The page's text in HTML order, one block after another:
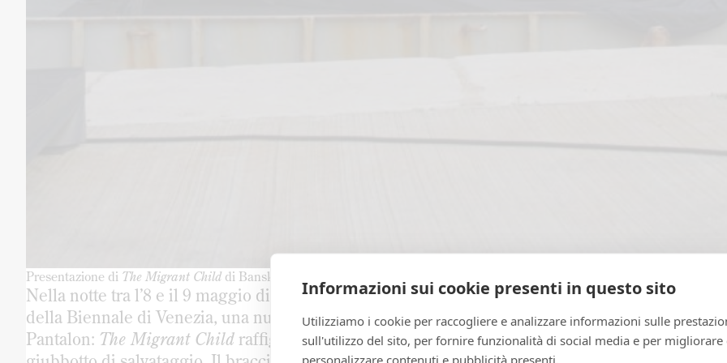
Presentazione di The Migrant Child di Bansky alla 61. Biennale di Venezia. Foto di Lorenzo Sorbini
Nella notte tra l’8 e il 9 maggio di sette anni fa, nell’ambito della 58. Esposizione Internazionale
della Biennale di Venezia, una nuova opera di Banksy è apparsa sulla facciata di Palazzo San
Pantalon: The Migrant Child raffigura un bambino con le gambe immerse nell’acqua che
Informazioni sui cookie presenti in questo sito
Utilizziamo i cookie per raccogliere e analizzare informazioni sulle
sull'utilizzo del sito, per fornire funzionalità di social media e per migliorare
personalizzare contenuti e pubblicità presenti.